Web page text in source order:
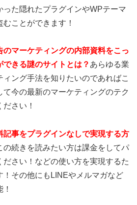
った隠れたプラグインやWPテーマ
ことができます！
のマーケティングの内部資料をこっ
きる謎のサイトとは？ あらゆる業
ング手法を知りたいのであればこ
今の最新のマーケティングのテク
さい！
記事をプラグインなしで実現する方
の続きを読みたい方は課金をしてパ
ださい！などの使い方を実現するた
！その他にもLINEやメルマガなど